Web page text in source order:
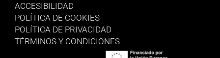
ACCESIBILIDAD
POLÍTICA DE COOKIES
POLÍTICA DE PRIVACIDAD
TÉRMINOS Y CONDICIONES